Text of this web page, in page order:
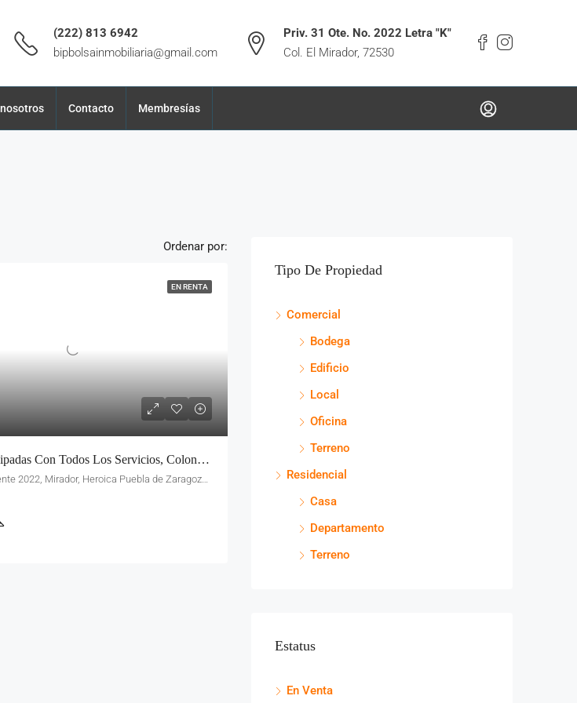
(222) 813 6942
bipbolsainmobiliaria@gmail.com
Priv. 31 Ote. No. 2022 Letra "K"
Col. El Mirador, 72530
Contacto Membresías
Ordenar por:
EN RENTA
Oficinas Equipadas Con Todos Los Servicios, Colonia El Mirador
Privada 31 Oriente 2022, Mirador, Heroica Puebla de Zaragoza, Pue., México
Tipo De Propiedad
Comercial
Bodega
Edificio
Local
Oficina
Terreno
Residencial
Casa
Departamento
Terreno
Estatus
En Venta